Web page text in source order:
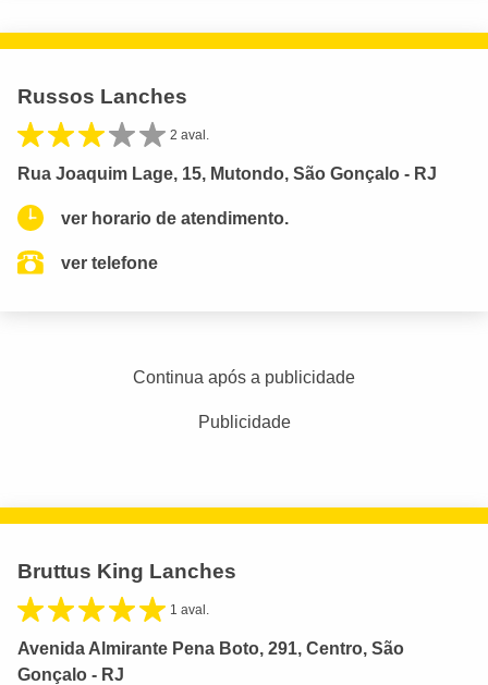
Russos Lanches
2 aval.
Rua Joaquim Lage, 15, Mutondo, São Gonçalo - RJ
ver horario de atendimento.
ver telefone
Continua após a publicidade
Publicidade
Bruttus King Lanches
1 aval.
Avenida Almirante Pena Boto, 291, Centro, São
Gonçalo - RJ